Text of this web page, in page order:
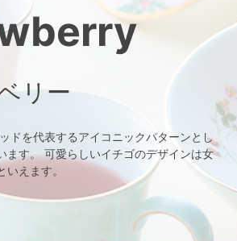
リー
ドを代表するアイコニックパターンとし
ます。 可愛らしいイチゴのデザインは女
えます。